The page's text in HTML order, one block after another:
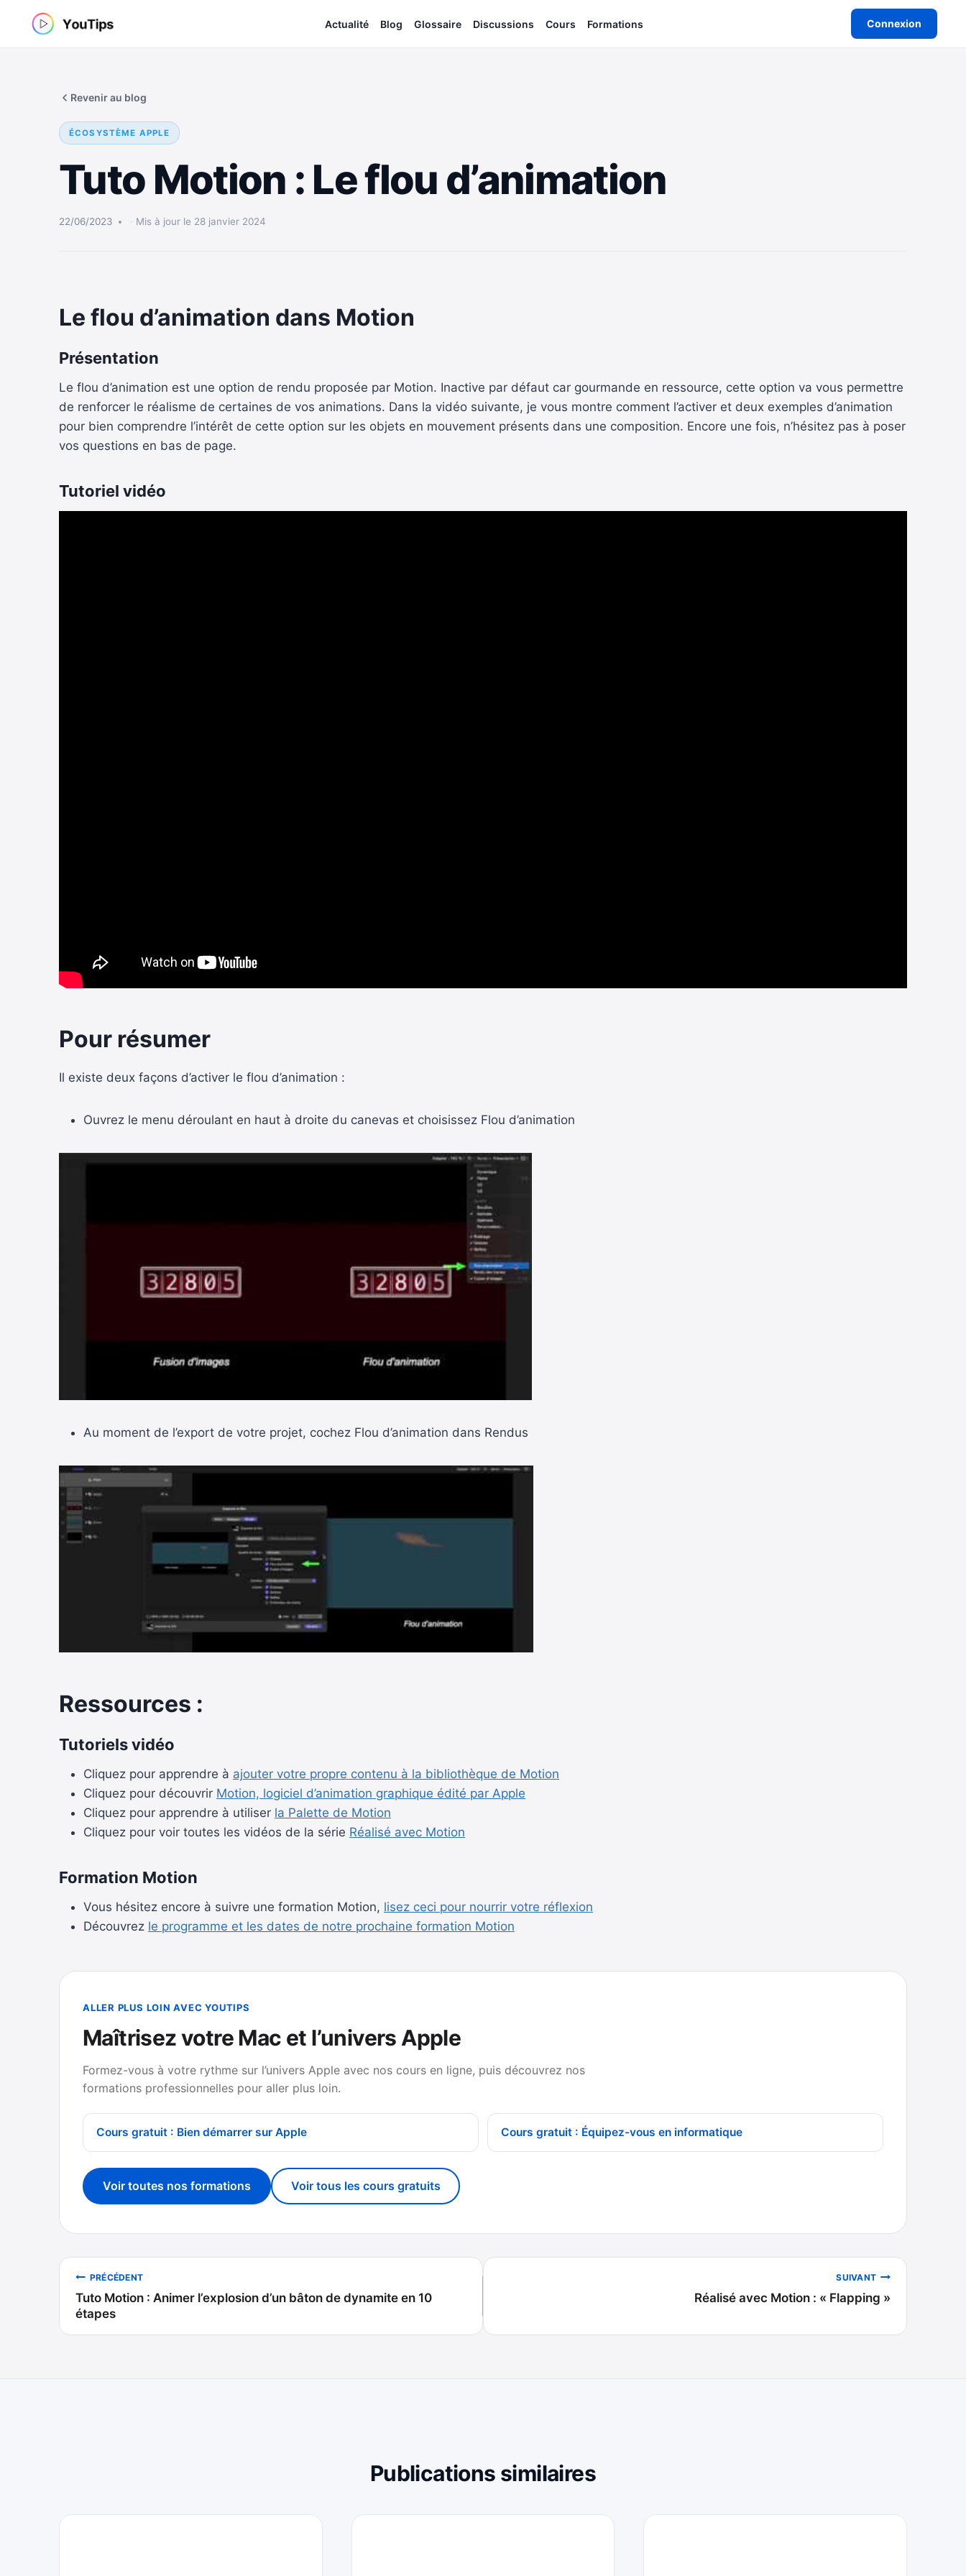
Actualité Blog Glossaire Discussions Cours Formations Connexion
Revenir au blog
ÉCOSYSTÈME APPLE
Tuto Motion : Le flou d’animation
22/06/2023 Mis à jour le 28 janvier 2024
Le flou d’animation dans Motion
Présentation
Le flou d’animation est une option de rendu proposée par Motion. Inactive par défaut car gourmande en ressource, cette option va vous permettre
de renforcer le réalisme de certaines de vos animations. Dans la vidéo suivante, je vous montre comment l’activer et deux exemples d’animation
pour bien comprendre l’intérêt de cette option sur les objets en mouvement présents dans une composition. Encore une fois, n’hésitez pas à poser
vos questions en bas de page.
Tutoriel vidéo
Pour résumer
Il existe deux façons d’activer le flou d’animation :
Ouvrez le menu déroulant en haut à droite du canevas et choisissez Flou d’animation
Au moment de l’export de votre projet, cochez Flou d’animation dans Rendus
Ressources :
Tutoriels vidéo
Cliquez pour apprendre à ajouter votre propre contenu à la bibliothèque de Motion
Cliquez pour découvrir Motion, logiciel d’animation graphique édité par Apple
Cliquez pour apprendre à utiliser la Palette de Motion
Cliquez pour voir toutes les vidéos de la série Réalisé avec Motion
Formation Motion
Vous hésitez encore à suivre une formation Motion, lisez ceci pour nourrir votre réflexion
Découvrez le programme et les dates de notre prochaine formation Motion
ALLER PLUS LOIN AVEC YOUTIPS
Maîtrisez votre Mac et l’univers Apple
Formez-vous à votre rythme sur l’univers Apple avec nos cours en ligne, puis découvrez nos
formations professionnelles pour aller plus loin.
Cours gratuit : Bien démarrer sur Apple Cours gratuit : Équipez-vous en informatique
Voir toutes nos formations Voir tous les cours gratuits
Navigation
de
l’article
PRÉCÉDENT
Tuto Motion : Animer l’explosion d’un bâton de dynamite en 10
étapes
SUIVANT
Réalisé avec Motion : « Flapping »
Publications similaires